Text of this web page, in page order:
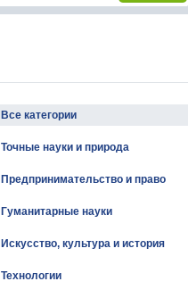
Все категории
Точные науки и природа
Предпринимательство и право
Гуманитарные науки
Искусство, культура и история
Технологии